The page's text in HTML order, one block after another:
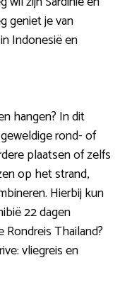
geniet je van
Indonesië en
hangen? In dit
rond- of
plaatsen of zelfs
op het strand,
Hierbij kun
22 dagen
Rondreis Thailand?
vliegreis en